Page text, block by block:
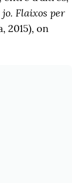
Flaixos per
2015), on